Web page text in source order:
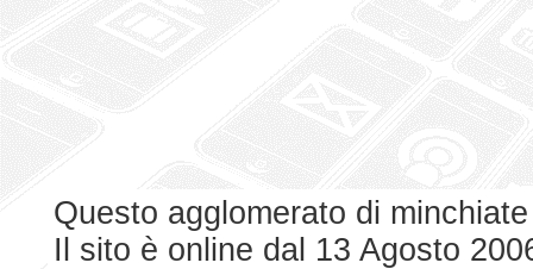
Questo agglomerato di
Il sito è online dal 13 Agosto